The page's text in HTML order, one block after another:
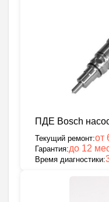
ПДЕ Bosch
Текущий ремонт:от
Гарантия:до 12
Время диагностики: